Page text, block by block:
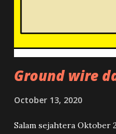
Ground wire
October 13, 2020
Salam sejahtera Oktober